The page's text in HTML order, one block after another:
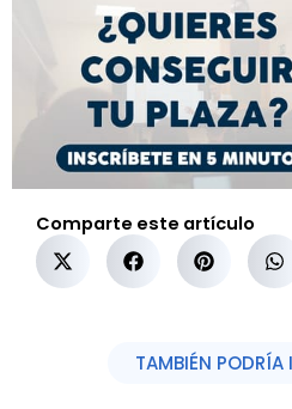
Comparte este artículo
TAMBIÉN PODRÍA